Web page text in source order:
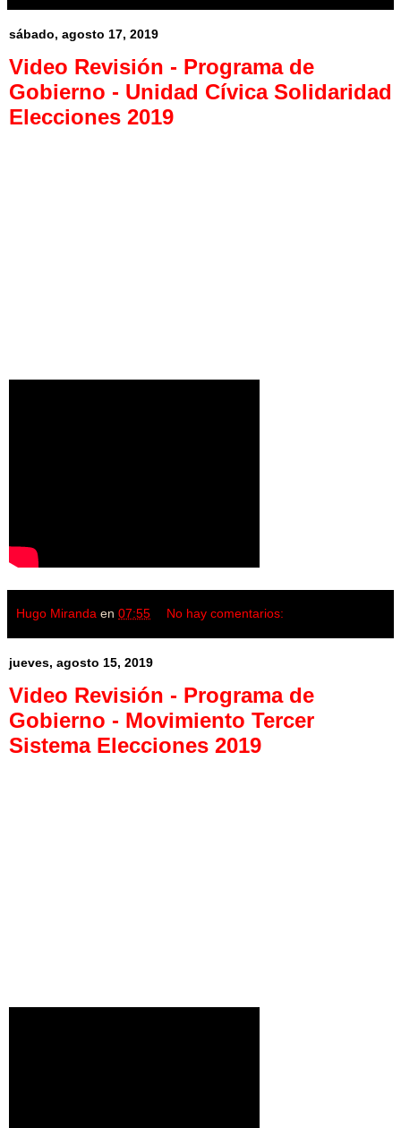
sábado, agosto 17, 2019
Video Revisión - Programa de
Gobierno - Unidad Cívica Solidaridad
Elecciones 2019
Hugo Miranda en 07:55 No hay comentarios:
jueves, agosto 15, 2019
Video Revisión - Programa de
Gobierno - Movimiento Tercer
Sistema Elecciones 2019